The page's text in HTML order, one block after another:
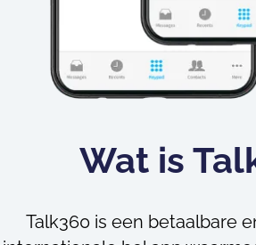
Wat is
Talk360 is een betaalbare